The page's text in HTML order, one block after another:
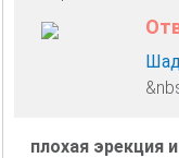
плохая эрекция